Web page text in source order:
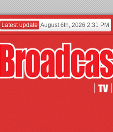
Latest update August 6th, 2026 2:31 PM